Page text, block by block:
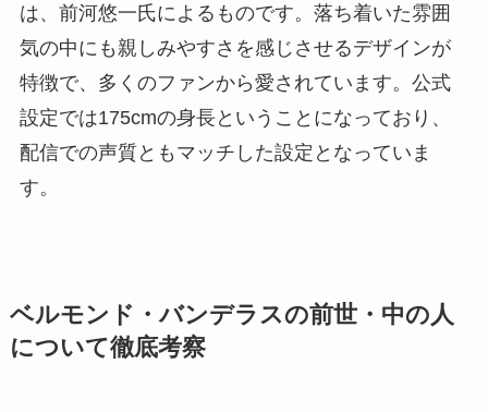
は、前河悠一氏によるものです。落ち着いた雰囲
気の中にも親しみやすさを感じさせるデザインが
特徴で、多くのファンから愛されています。公式
設定では175cmの身長ということになっており、
配信での声質ともマッチした設定となっていま
す。
ベルモンド・バンデラスの前世・中の人
について徹底考察